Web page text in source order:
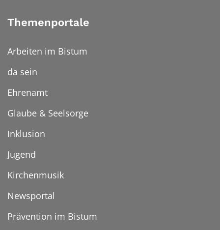
Themenportale
Arbeiten im Bistum
da sein
Ehrenamt
Glaube & Seelsorge
Inklusion
Jugend
Kirchenmusik
Newsportal
Prävention im Bistum